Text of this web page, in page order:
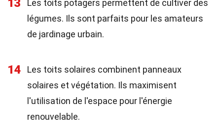
13
Les toits potagers permettent de cultiver des
légumes. Ils sont parfaits pour les amateurs
de jardinage urbain.
14
Les toits solaires combinent panneaux
solaires et végétation. Ils maximisent
l'utilisation de l'espace pour l'énergie
renouvelable.